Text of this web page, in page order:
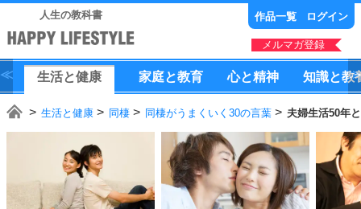
人生の教科書 作品一覧 ログイン
メルマガ登録
生活と健康 家庭と教育 心と精神 知識と教
生活と健康 同棲 同棲がうまくいく30の言葉 夫婦生活50年